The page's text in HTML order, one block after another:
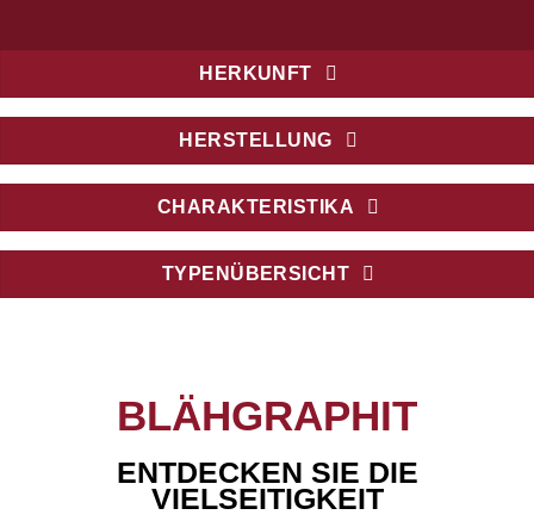
HERKUNFT
HERSTELLUNG
CHARAKTERISTIKA
TYPENÜBERSICHT
BLÄHGRAPHIT
ENTDECKEN SIE DIE
VIELSEITIGKEIT